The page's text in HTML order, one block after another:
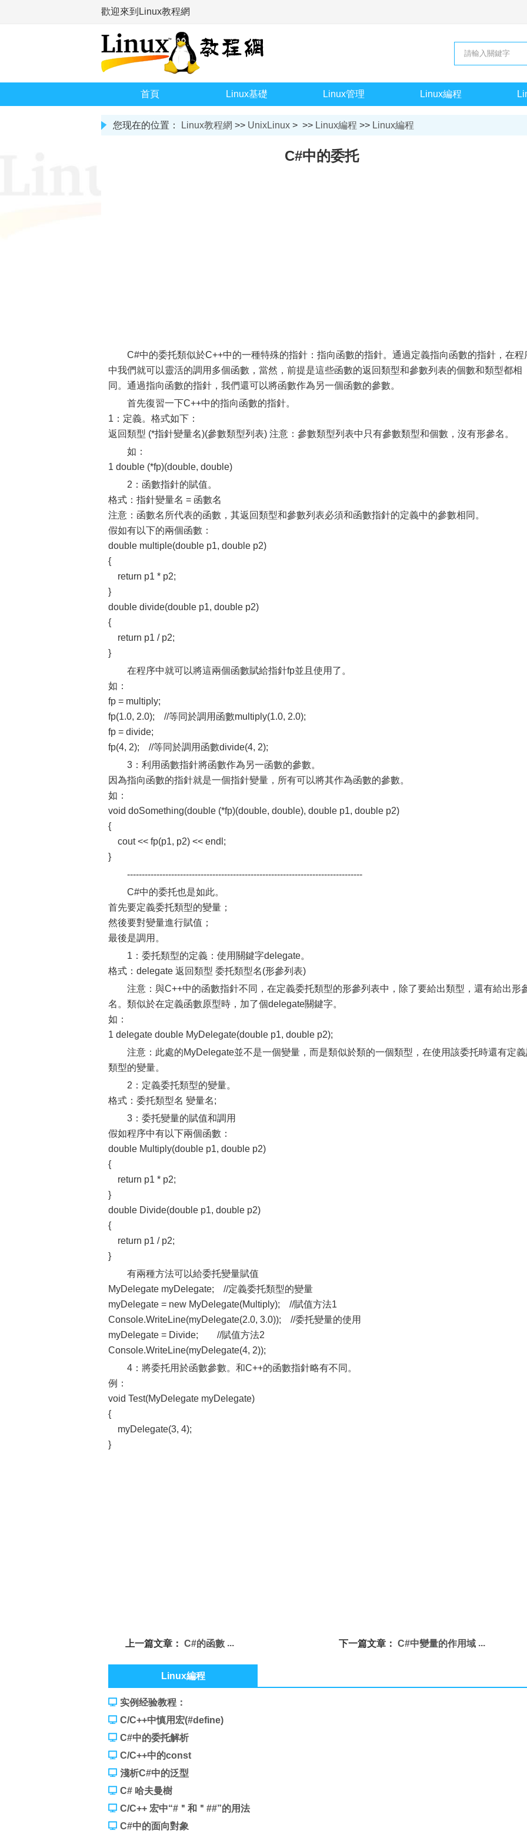
歡迎來到Linux教程網
首頁 Linux基礎 Linux管理 Linux編程
您现在的位置： Linux教程網 >> UnixLinux > >> Linux編程 >> Linux編程
C#中的委托
C#中的委托類似於C++中的一種特殊的指針：指向函數的指針。通過定義指向函數的指針，在程
中我們就可以靈活的調用多個函數，當然，前提是這些函數的返回類型和參數列表的個數和類型都相
同。通過指向函數的指針，我們還可以將函數作為另一個函數的參數。
首先復習一下C++中的指向函數的指針。
1：定義。格式如下：
返回類型 (*指針變量名)(參數類型列表) 注意：參數類型列表中只有參數類型和個數，沒有形參名。
如：
1 double (*fp)(double, double)
2：函數指針的賦值。
格式：指針變量名 = 函數名
注意：函數名所代表的函數，其返回類型和參數列表必須和函數指針的定義中的參數相同。
假如有以下的兩個函數：
double multiple(double p1, double p2)
{
return p1 * p2;
}
double divide(double p1, double p2)
{
return p1 / p2;
}
在程序中就可以將這兩個函數賦給指針fp並且使用了。
如：
fp = multiply;
fp(1.0, 2.0); //等同於調用函數multiply(1.0, 2.0);
fp = divide;
fp(4, 2); //等同於調用函數divide(4, 2);
3：利用函數指針將函數作為另一函數的參數。
因為指向函數的指針就是一個指針變量，所有可以將其作為函數的參數。
如：
void doSomething(double (*fp)(double, double), double p1, double p2)
{
cout << fp(p1, p2) << endl;
}
--------------------------------------------------------------------------------
C#中的委托也是如此。
首先要定義委托類型的變量；
然後要對變量進行賦值；
最後是調用。
1：委托類型的定義：使用關鍵字delegate。
格式：delegate 返回類型 委托類型名(形參列表)
注意：與C++中的函數指針不同，在定義委托類型的形參列表中，除了要給出類型，還有給出形
名。類似於在定義函數原型時，加了個delegate關鍵字。
如：
1 delegate double MyDelegate(double p1, double p2);
注意：此處的MyDelegate並不是一個變量，而是類似於類的一個類型，在使用該委托時還有定
類型的變量。
2：定義委托類型的變量。
格式：委托類型名 變量名;
3：委托變量的賦值和調用
假如程序中有以下兩個函數：
double Multiply(double p1, double p2)
{
return p1 * p2;
}
double Divide(double p1, double p2)
{
return p1 / p2;
}
有兩種方法可以給委托變量賦值
MyDelegate myDelegate; //定義委托類型的變量
myDelegate = new MyDelegate(Multiply); //賦值方法1
Console.WriteLine(myDelegate(2.0, 3.0)); //委托變量的使用
myDelegate = Divide; //賦值方法2
Console.WriteLine(myDelegate(4, 2));
4：將委托用於函數參數。和C++的函數指針略有不同。
例：
void Test(MyDelegate myDelegate)
{
myDelegate(3, 4);
}
上一篇文章：C#的函數 下一篇文章： C#中變量的作用域
Linux編程
实例经验教程：
C/C++中慎用宏(#define)
C#中的委托解析
C/C++中的const
淺析C#中的泛型
C# 哈夫曼樹
C/C++ 宏中“#＂和＂##”的用法
C#中的面向對象